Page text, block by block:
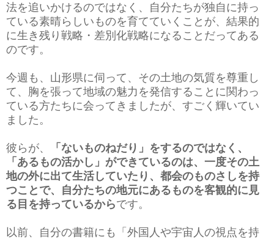
法を追いかけるのではなく、自分たちが独自に持っ
ている素晴らしいものを育てていくことが、結果的
に生き残り戦略・差別化戦略になることだってある
のです。
今週も、山形県に伺って、その土地の気質を尊重し
て、胸を張って地域の魅力を発信することに関わっ
ている方たちに会ってきましたが、すごく輝いてい
ました。
彼らが、
「ないものねだり」をするのではなく、
「あるもの活かし」ができているのは、一度その土
地の外に出て生活していたり、都会のものさしを持
つことで、自分たちの地元にあるものを客観的に見
る目を持っているからです。
以前、自分の書籍にも「外国人や宇宙人の視点を持